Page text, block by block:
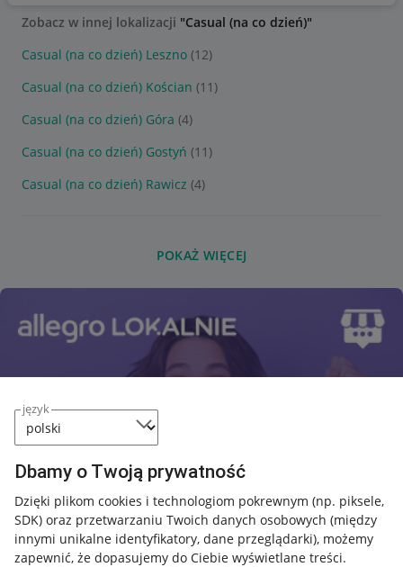
język
Dbamy o Twoją prywatność
Dzięki plikom cookies i technologiom pokrewnym (np. piksele,
SDK) oraz przetwarzaniu Twoich danych osobowych (między
innymi unikalne identyfikatory, dane przeglądarki), możemy
zapewnić, że dopasujemy do Ciebie wyświetlane treści.
Zobacz w innej lokalizacji "Casual (na co dzień)"
Casual (na co dzień) Leszno (12)
Casual (na co dzień) Kościan (11)
Casual (na co dzień) Góra (4)
Casual (na co dzień) Gostyń (11)
Casual (na co dzień) Rawicz (4)
POKAŻ WIĘCEJ